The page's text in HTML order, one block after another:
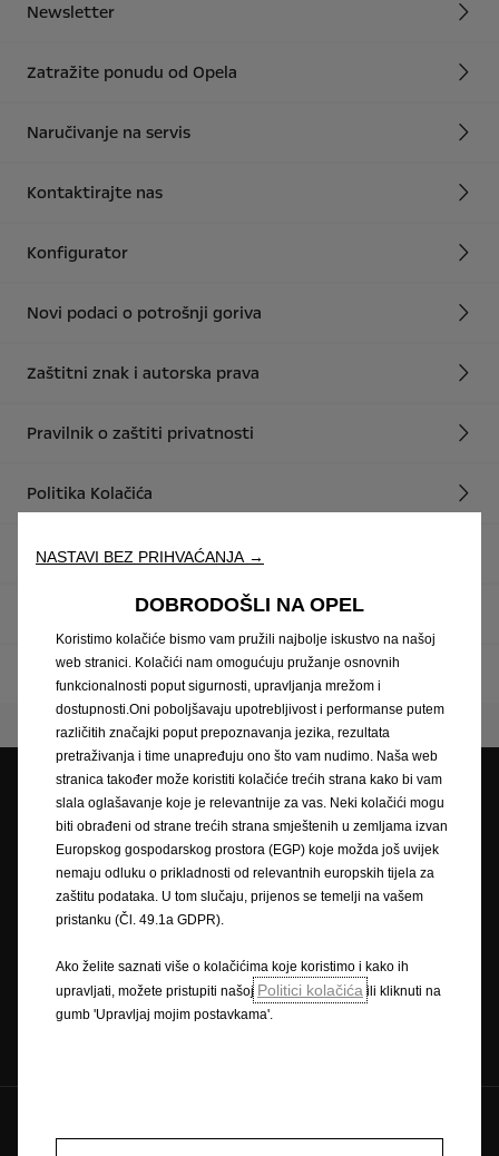
Newsletter
Zatražite ponudu od Opela
Naručivanje na servis
Kontaktirajte nas
Konfigurator
Novi podaci o potrošnji goriva
Zaštitni znak i autorska prava
Pravilnik o zaštiti privatnosti
Politika Kolačića
Izjava o zaštiti privatnosti
Katalozi i cjenici
Opel partneri Zatražite ponudu
Zatražite testnu vožnju
Pratite nas na
NASTAVI BEZ PRIHVAĆANJA →
DOBRODOŠLI NA OPEL
Koristimo kolačiće bismo vam pružili najbolje iskustvo na našoj
web stranici. Kolačići nam omogućuju pružanje osnovnih
funkcionalnosti poput sigurnosti, upravljanja mrežom i
dostupnosti.Oni poboljšavaju upotrebljivost i performanse putem
različitih značajki poput prepoznavanja jezika, rezultata
pretraživanja i time unapređuju ono što vam nudimo. Naša web
stranica također može koristiti kolačiće trećih strana kako bi vam
slala oglašavanje koje je relevantnije za vas. Neki kolačići mogu
biti obrađeni od strane trećih strana smještenih u zemljama izvan
Europskog gospodarskog prostora (EGP) koje možda još uvijek
nemaju odluku o prikladnosti od relevantnih europskih tijela za
zaštitu podataka. U tom slučaju, prijenos se temelji na vašem
pristanku (Čl. 49.1a GDPR).
Ako želite saznati više o kolačićima koje koristimo i kako ih
upravljati, možete pristupiti našoj Politici kolačića ili kliknuti na
gumb 'Upravljaj mojim postavkama'.